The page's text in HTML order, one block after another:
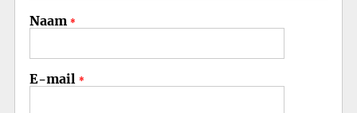
Naam *
E-mail *